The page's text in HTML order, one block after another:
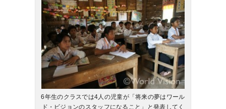
6年生のクラスでは4人の児童が「将来の夢はワール
ド・ビジョンのスタッフになること」と発表してく